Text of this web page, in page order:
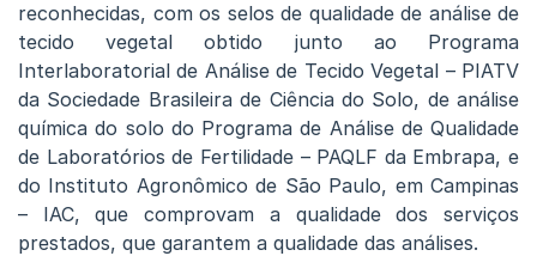
reconhecidas, com os selos de qualidade de análise de
tecido vegetal obtido junto ao Programa
Interlaboratorial de Análise de Tecido Vegetal – PIATV
da Sociedade Brasileira de Ciência do Solo, de análise
química do solo do Programa de Análise de Qualidade
de Laboratórios de Fertilidade – PAQLF da Embrapa, e
do Instituto Agronômico de São Paulo, em Campinas
– IAC, que comprovam a qualidade dos serviços
prestados, que garantem a qualidade das análises.